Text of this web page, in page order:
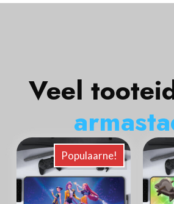
Veel
armasta
Populaarne!